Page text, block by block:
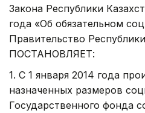
Закона Республики
года «Об обязательном
Правительство
ПОСТАНОВЛЯЕТ:
1. С 1 января 2014 года
назначенных размеров
Государственного фонда